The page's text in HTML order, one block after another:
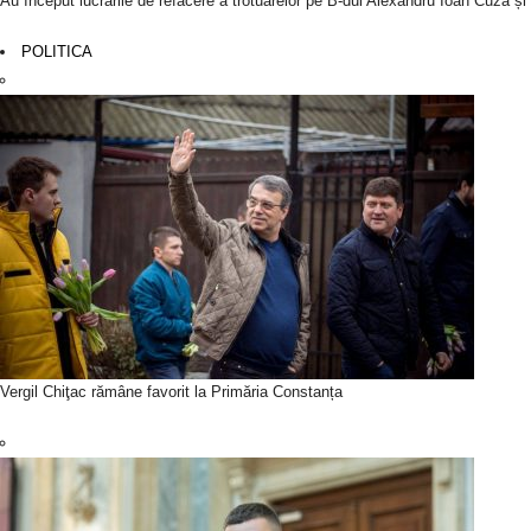
POLITICA
Vergil Chiţac rămâne favorit la Primăria Constanța